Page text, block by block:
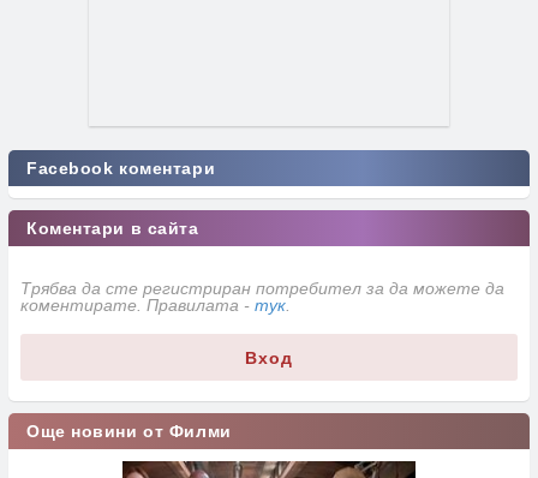
Facebook коментари
Коментари в сайта
Трябва да сте регистриран потребител за да можете да
коментирате. Правилата - тук
Вход
Още новини от Филми